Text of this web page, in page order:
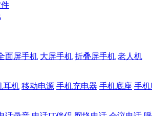
面屏手机 大屏手机 折叠屏手机 老人机
耳机 移动电源 手机充电器 手机底座 手